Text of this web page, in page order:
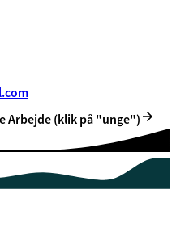
Arbejde (klik på "unge")